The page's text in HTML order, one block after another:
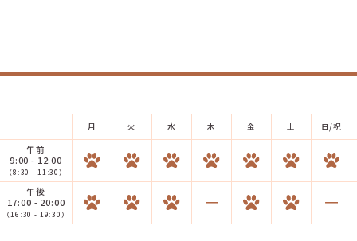
月 火 水 木 金 土 日/祝
午前
9:00 - 12:00
（8:30 - 11:30）
午後
17:00 - 20:00
（16:30 - 19:30）